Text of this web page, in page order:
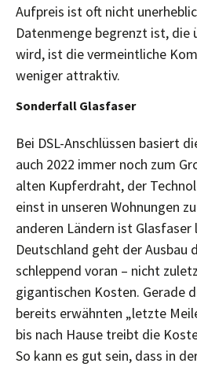
Aufpreis ist oft nicht
Datenmenge begrenzt ist, die
wird, ist die vermeintliche
weniger attraktiv.
Sonderfall Glasfaser
Bei DSL-Anschlüssen basiert
auch 2022 immer noch zum
alten Kupferdraht, der
einst in unseren Wohnungen
anderen Ländern ist
Deutschland geht der
schleppend voran – nicht
gigantischen Kosten. Gerade
bereits erwähnten „letzte
bis nach Hause treibt die
So kann es gut sein, dass in